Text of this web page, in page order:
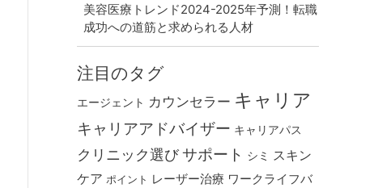
美容医療トレンド2024-2025年予測！転職
成功への道筋と求められる人材
注目のタグ
エージェント カウンセラー キャリア
キャリアアドバイザー キャリアパス
クリニック選びサポート シミ スキン
ケア ポイント レーザー治療 ワークライフバ